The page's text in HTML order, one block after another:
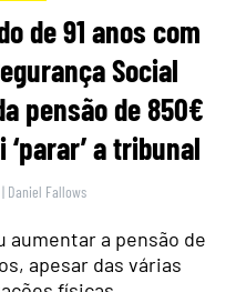
de 91 anos com
Social
pensão de 850€
a tribunal
| Daniel Fallows
a pensão de
apesar das várias